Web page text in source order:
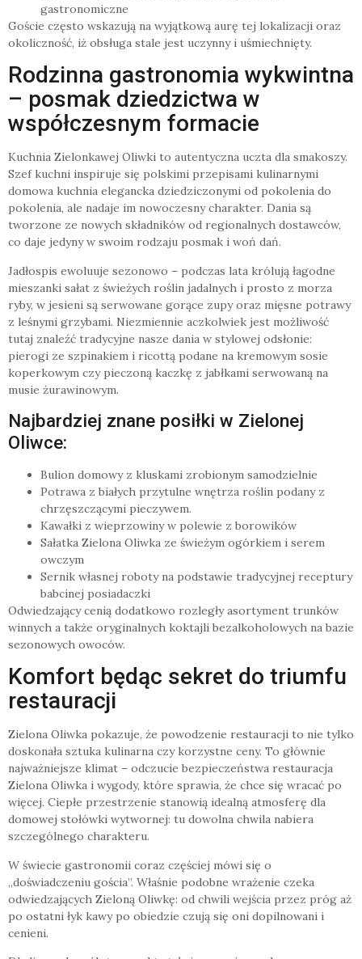
gastronomiczne
Goście często wskazują na wyjątkową aurę tej lokalizacji oraz
okoliczność, iż obsługa stale jest uczynny i uśmiechnięty.
Rodzinna gastronomia wykwintna
– posmak dziedzictwa w
współczesnym formacie
Kuchnia Zielonkawej Oliwki to autentyczna uczta dla smakoszy.
Szef kuchni inspiruje się polskimi przepisami kulinarnymi
domowa kuchnia elegancka dziedziczonymi od pokolenia do
pokolenia, ale nadaje im nowoczesny charakter. Dania są
tworzone ze nowych składników od regionalnych dostawców,
co daje jedyny w swoim rodzaju posmak i woń dań.
Jadłospis ewoluuje sezonowo – podczas lata królują łagodne
mieszanki sałat z świeżych roślin jadalnych i prosto z morza
ryby, w jesieni są serwowane gorące zupy oraz mięsne potrawy
z leśnymi grzybami. Niezmiennie aczkolwiek jest możliwość
tutaj znaleźć tradycyjne nasze dania w stylowej odsłonie:
pierogi ze szpinakiem i ricottą podane na kremowym sosie
koperkowym czy pieczoną kaczkę z jabłkami serwowaną na
musie żurawinowym.
Najbardziej znane posiłki w Zielonej
Oliwce:
Bulion domowy z kluskami zrobionym samodzielnie
Potrawa z białych przytulne wnętrza roślin podany z
chrzęszczącymi pieczywem.
Kawałki z wieprzowiny w polewie z borowików
Sałatka Zielona Oliwka ze świeżym ogórkiem i serem
owczym
Sernik własnej roboty na podstawie tradycyjnej receptury
babcinej posiadaczki
Odwiedzający cenią dodatkowo rozległy asortyment trunków
winnych a także oryginalnych koktajli bezalkoholowych na bazie
sezonowych owoców.
Komfort będąc sekret do triumfu
restauracji
Zielona Oliwka pokazuje, że powodzenie restauracji to nie tylko
doskonała sztuka kulinarna czy korzystne ceny. To głównie
najważniejsze klimat – odczucie bezpieczeństwa restauracja
Zielona Oliwka i wygody, które sprawia, że chce się wracać po
więcej. Ciepłe przestrzenie stanowią idealną atmosferę dla
domowej stołówki wytwornej: tu dowolna chwila nabiera
szczególnego charakteru.
W świecie gastronomii coraz częściej mówi się o
„doświadczeniu gościa”. Właśnie podobne wrażenie czeka
odwiedzających Zieloną Oliwkę: od chwili wejścia przez próg aż
po ostatni łyk kawy po obiedzie czują się oni dopilnowani i
cenieni.